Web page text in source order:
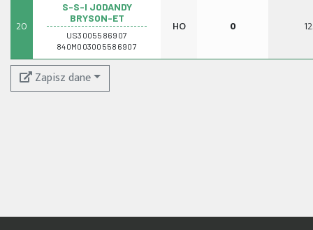
20
S-S-I JODANDY
BRYSON-ET
US3005586907
840M003005586907
HO 0
Zapisz dane